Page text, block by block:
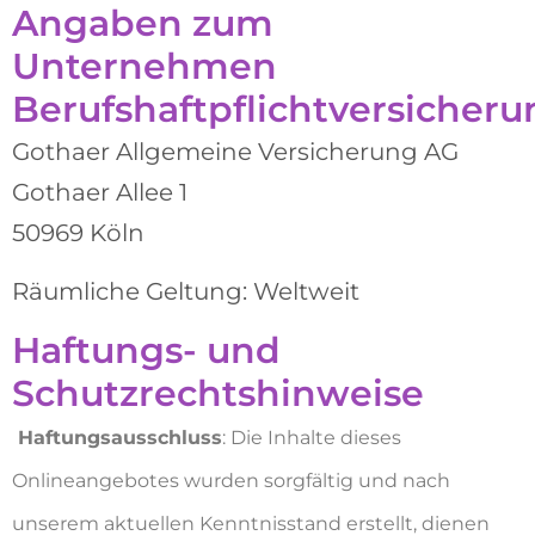
Angaben zum
Unternehmen
Gothaer Allgemeine Versicherung AG
Gothaer Allee 1
50969 Köln
Räumliche Geltung: Weltweit
Haftungs- und
Schutzrechtshinweise
Haftungsausschluss: Die Inhalte dieses
Onlineangebotes wurden sorgfältig und nach
unserem aktuellen Kenntnisstand erstellt, dienen